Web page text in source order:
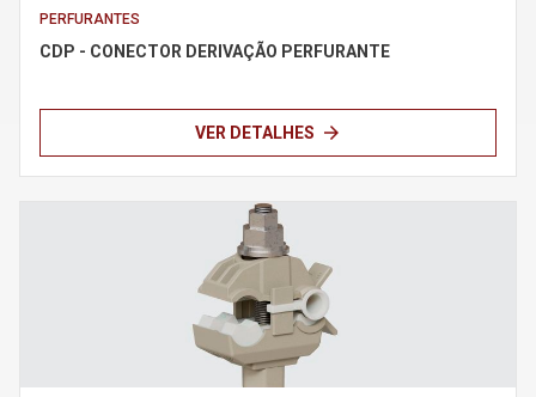
Política de Privacidade
Termos de uso
PERFURANTES
CDP - CONECTOR DERIVAÇÃO PERFURANTE
VER DETALHES arrow_forward